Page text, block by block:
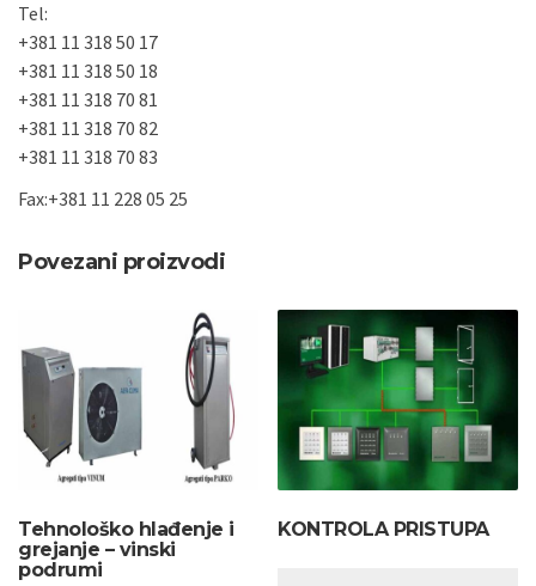
Tel:
+381 11 318 50 17
+381 11 318 50 18
+381 11 318 70 81
+381 11 318 70 82
+381 11 318 70 83
Fax:+381 11 228 05 25
Povezani proizvodi
Tehnološko hlađenje i
grejanje – vinski
podrumi
KONTROLA PRISTUPA